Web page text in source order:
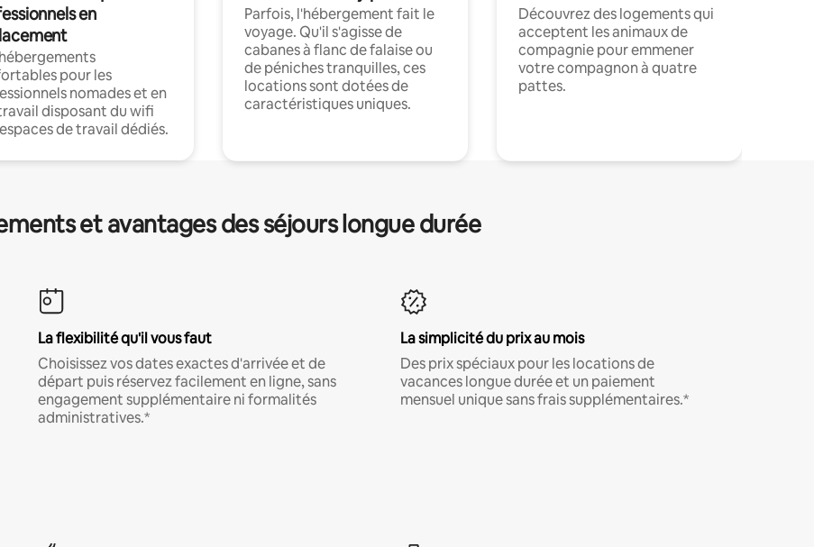
en
pour les
nomades et en
disposant du wifi
de travail dédiés.
Parfois, l'hébergement fait le
voyage. Qu'il s'agisse de
cabanes à flanc de falaise ou
de péniches tranquilles, ces
locations sont dotées de
caractéristiques uniques.
Découvrez des logements qui
acceptent les animaux de
compagnie pour emmener
votre compagnon à quatre
pattes.
et avantages des séjours longue durée
La flexibilité qu'il vous faut
Choisissez vos dates exactes d'arrivée et de
départ puis réservez facilement en ligne, sans
engagement supplémentaire ni formalités
administratives.*
La simplicité du prix au mois
Des prix spéciaux pour les locations de
vacances longue durée et un paiement
mensuel unique sans frais supplémentaires.*